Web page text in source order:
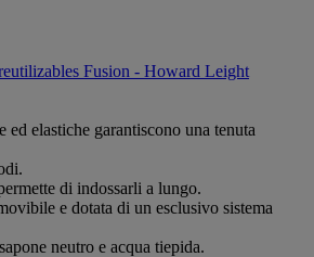
Fusion - Howard Leight
ed elastiche garantiscono una tenuta
di indossarli a lungo.
e dotata di un esclusivo sistema
neutro e acqua tiepida.